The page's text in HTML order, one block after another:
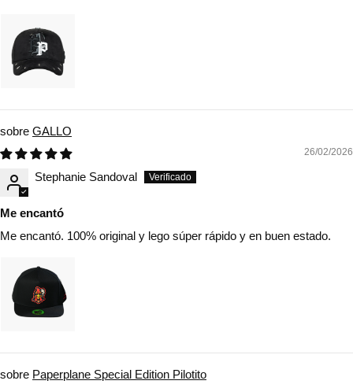
GALLO
26/02/2026
Stephanie Sandoval
Me encantó
Me encantó. 100% original y lego súper rápido y en buen estado.
Paperplane Special Edition Pilotito